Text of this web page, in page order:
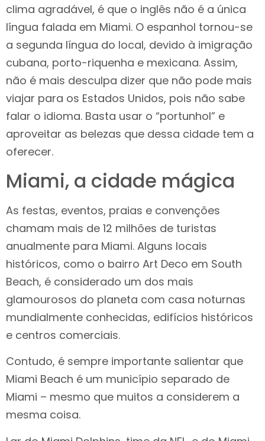
clima agradável, é que o inglês não é a única
língua falada em Miami. O espanhol tornou-se
a segunda língua do local, devido à imigração
cubana, porto-riquenha e mexicana. Assim,
não é mais desculpa dizer que não pode mais
viajar para os Estados Unidos, pois não sabe
falar o idioma. Basta usar o “portunhol” e
aproveitar as belezas que dessa cidade tem a
oferecer.
Miami, a cidade mágica
As festas, eventos, praias e convenções
chamam mais de 12 milhões de turistas
anualmente para Miami. Alguns locais
históricos, como o bairro Art Deco em South
Beach, é considerado um dos mais
glamourosos do planeta com casa noturnas
mundialmente conhecidas, edifícios históricos
e centros comerciais.
Contudo, é sempre importante salientar que
Miami Beach é um município separado de
Miami – mesmo que muitos a considerem a
mesma coisa.